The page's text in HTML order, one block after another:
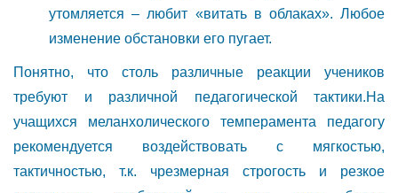
утомляется – любит «витать в облаках». Любое
изменение обстановки его пугает.
Понятно, что столь различные реакции учеников
требуют и различной педагогической тактики.На
учащихся меланхолического темперамента педагогу
рекомендуется воздействовать с мягкостью,
тактичностью, т.к. чрезмерная строгость и резкое